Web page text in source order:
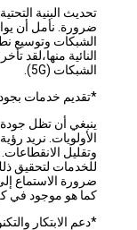
تحديث البنية التحتية
ضرورة. نأمل أن يواصل
الشبكات وتوسيع نطاق
النائية منها،لقد تأخرنا
الشبكات (5G).
*تقديم خدمات بجودة عالية
ينبغي أن تظل جودة
الأولويات. نريد رؤية
وتقليل الانقطاعات.
للخدمات لتحقيق ذلك
ضرورة الاستماع إلى
كما هو موجود في كل دول
*دعم الابتكار والتكنولوجيا